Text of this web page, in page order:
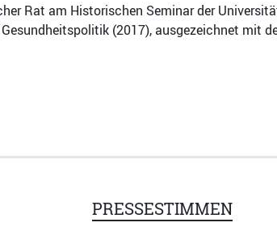
Rat am Historischen Seminar der
(2017), ausgezeichnet mit
PRESSESTIMMEN